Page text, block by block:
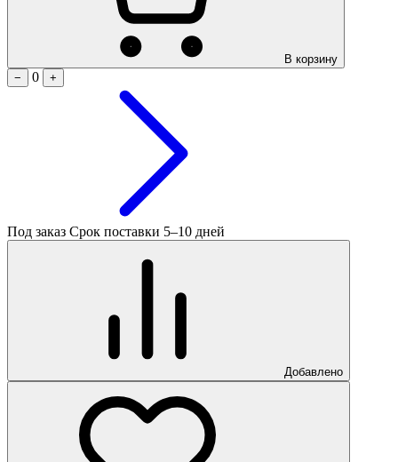
В корзину
−
0 +
Под заказ Срок поставки 5–10 дней
Добавлено